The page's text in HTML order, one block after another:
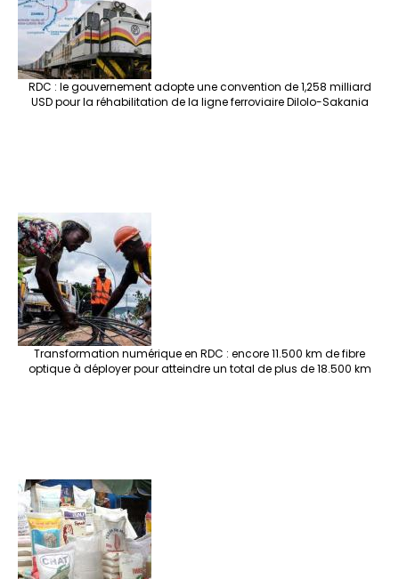
RDC : le gouvernement adopte une convention de 1,258 milliard
USD pour la réhabilitation de la ligne ferroviaire Dilolo-Sakania
Transformation numérique en RDC : encore 11.500 km de fibre
optique à déployer pour atteindre un total de plus de 18.500 km